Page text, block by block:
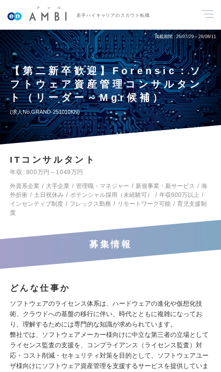
若手ハイキャリアのスカウト転職
掲載期間 26/07/29～26/08/11
【第二新卒歓迎】Forensic：ソ
フトウェア資産管理コンサルタン
ト（リーダー～Mgr候補）
求人No.GRAND-251010KN
ITコンサルタント
年収
800万円～1049万円
外資系企業
大手企業 管理職・マネジャー 新規事業・新サービス
海
外折衝
土日祝休み ポテンシャル採用（未経験可）
年収600万以上
インセンティブ制度
フレックス勤務 リモートワーク可能
育児支援制
度
募集情報
どんな仕事か
ソフトウェアのライセンス体系は、ハードウェアの進化や仮想化技
術、クラウドへの基盤の移行に伴い、時代とともに複雑になってお
り、理解するためには専門的な知識が求められています。
弊社では、ソフトウェアメーカー様向けに中立な第三者の立場として
ライセンス監査の支援を、コンプライアンス（ライセンス監査）対
応・コスト削減・セキュリティ対策を目的として、ソフトウェアユー
ザ様向けにソフトウェア資産管理を支援するサービスを提供していま